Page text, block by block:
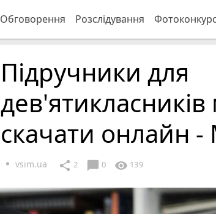
Обговорення Розслідування Фотоконкурс
Підручники для
скачати онлайн -
vsim.ua share 2 chat_bubble 0 visibility 139